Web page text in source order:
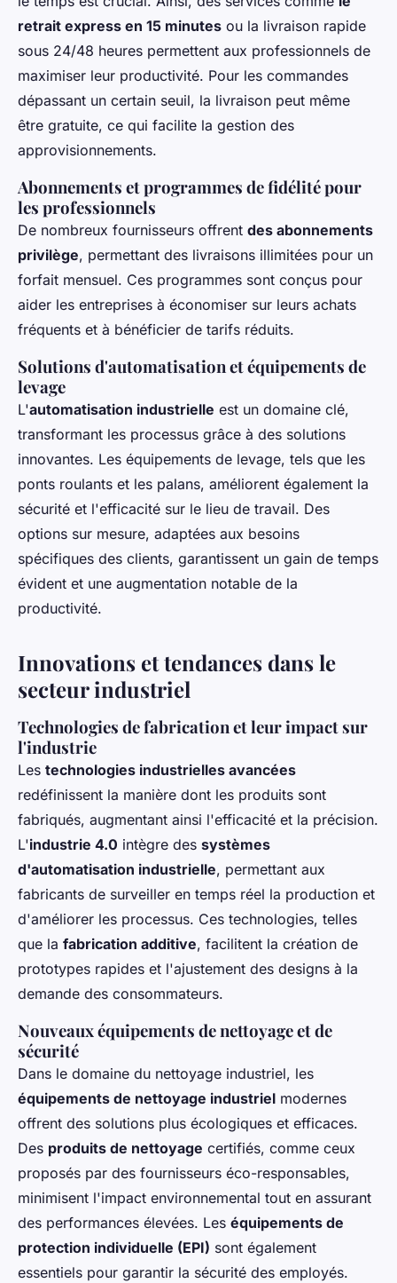
retrait express en 15 minutes ou la livraison rapide
sous 24/48 heures permettent aux professionnels de
maximiser leur productivité. Pour les commandes
dépassant un certain seuil, la livraison peut même
être gratuite, ce qui facilite la gestion des
approvisionnements.
Abonnements et programmes de fidélité pour
les professionnels
De nombreux fournisseurs offrent des abonnements
privilège, permettant des livraisons illimitées pour un
forfait mensuel. Ces programmes sont conçus pour
aider les entreprises à économiser sur leurs achats
fréquents et à bénéficier de tarifs réduits.
Solutions d'automatisation et équipements de
levage
L'automatisation industrielle est un domaine clé,
transformant les processus grâce à des solutions
innovantes. Les équipements de levage, tels que les
ponts roulants et les palans, améliorent également la
sécurité et l'efficacité sur le lieu de travail. Des
options sur mesure, adaptées aux besoins
spécifiques des clients, garantissent un gain de temps
évident et une augmentation notable de la
productivité.
Innovations et tendances dans le
secteur industriel
Technologies de fabrication et leur impact sur
l'industrie
Les technologies industrielles avancées
redéfinissent la manière dont les produits sont
fabriqués, augmentant ainsi l'efficacité et la précision.
L'industrie 4.0 intègre des systèmes
d'automatisation industrielle, permettant aux
fabricants de surveiller en temps réel la production et
d'améliorer les processus. Ces technologies, telles
que la fabrication additive, facilitent la création de
prototypes rapides et l'ajustement des designs à la
demande des consommateurs.
Nouveaux équipements de nettoyage et de
sécurité
Dans le domaine du nettoyage industriel, les
équipements de nettoyage industriel modernes
offrent des solutions plus écologiques et efficaces.
Des produits de nettoyage certifiés, comme ceux
proposés par des fournisseurs éco-responsables,
minimisent l'impact environnemental tout en assurant
des performances élevées. Les équipements de
protection individuelle (EPI) sont également
essentiels pour garantir la sécurité des employés.